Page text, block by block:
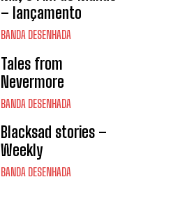
– lançamento
BANDA DESENHADA
Tales from
Nevermore
BANDA DESENHADA
Blacksad stories –
Weekly
BANDA DESENHADA